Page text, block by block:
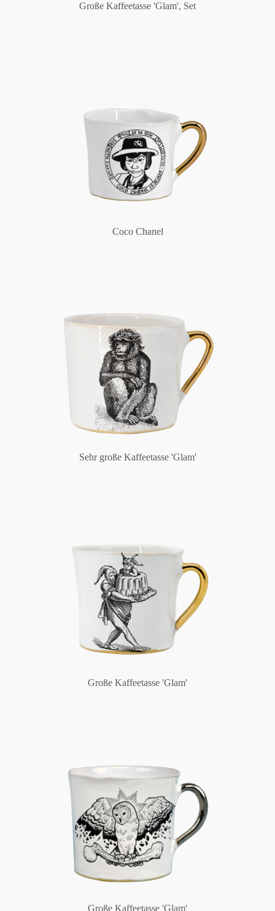
Große Kaffeetasse 'Glam', Set
Coco Chanel
Sehr große Kaffeetasse 'Glam'
Große Kaffeetasse 'Glam'
Große Kaffeetasse 'Glam'